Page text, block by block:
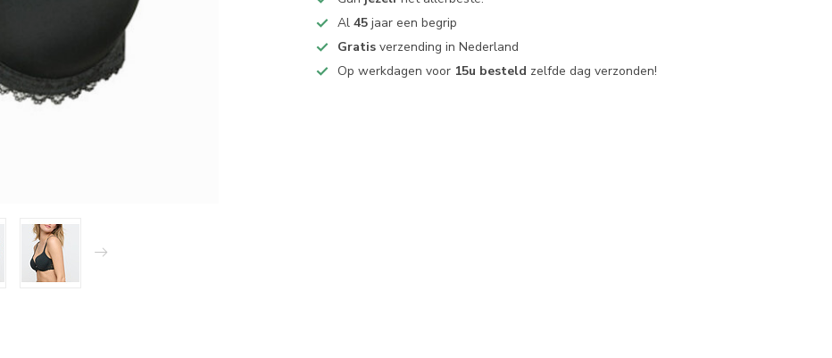
Al45 jaar een begrip
Gratis verzending in Nederland
Op werkdagen voor 15u besteld zelfde dag verzonden!